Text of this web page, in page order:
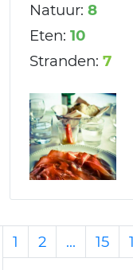
Natuur: 8
Eten: 10
Stranden: 7
1 2 ... 15